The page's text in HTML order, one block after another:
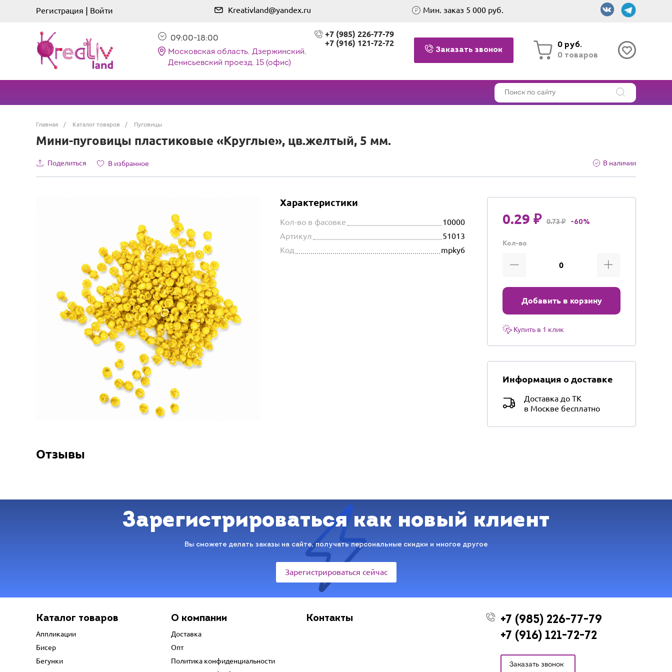
Регистрация | Войти Kreativland@yandex.ru Мин. заказ 5 000 руб.
09:00-18:00
Московская область, Дзержинский,
Денисьевский проезд, 15 (офис)
+7 (985) 226-77-79
+7 (916) 121-72-72
Заказать звонок
0 руб.
0 товаров
Главная / Каталог товаров / Пуговицы
Мини-пуговицы пластиковые «Круглые», цв.желтый, 5 мм.
Поделиться В избранное В наличии
Характеристики
Кол-во в фасовке
10000
Артикул
51013
Код
mpky6
0.29 ₽ 0.73 ₽ -60%
Кол-во
Добавить в корзину
Купить в 1 клик
Информация о доставке
Доставка до ТК
в Москве бесплатно
Отзывы
Зарегистрироваться как новый клиент
Вы сможете делать заказы на сайте, получать персональные скидки и многое другое
Зарегистрироваться сейчас
Каталог товаров
Аппликации
Бисер
Бегунки
О компании
Доставка
Опт
Политика конфиденциальности
Контакты
+7 (985) 226-77-79
+7 (916) 121-72-72
Заказать звонок